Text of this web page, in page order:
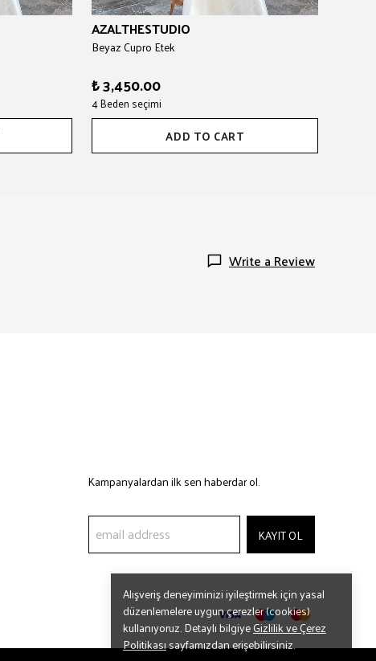
Alışveriş deneyiminizi iyileştirmek için yasal
düzenlemelere uygun çerezler (cookies)
kullanıyoruz. Detaylı bilgiyeGizlilik ve Çerez
Politikasısayfamızdan erişebilirsiniz.
AZALTHESTUDIO
Beyaz Cupro Etek
₺ 3,450.00
4 Beden seçimi
ADD TO CART
Write a Review
Kampanyalardan ilk sen haberdar ol.
KAYIT OL